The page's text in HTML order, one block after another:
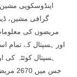
اینڈوسکوپی مشین
گرافی مشین،
مریضوں کی
اور ہسپتال کے تمام